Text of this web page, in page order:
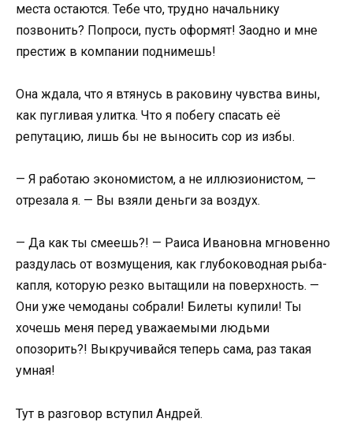
места остаются. Тебе что, трудно начальнику
позвонить? Попроси, пусть оформят! Заодно и мне
престиж в компании поднимешь!
Она ждала, что я втянусь в раковину чувства вины,
как пугливая улитка. Что я побегу спасать её
репутацию, лишь бы не выносить сор из избы.
— Я работаю экономистом, а не иллюзионистом, —
отрезала я. — Вы взяли деньги за воздух.
— Да как ты смеешь?! — Раиса Ивановна мгновенно
раздулась от возмущения, как глубоководная рыба-
капля, которую резко вытащили на поверхность. —
Они уже чемоданы собрали! Билеты купили! Ты
хочешь меня перед уважаемыми людьми
опозорить?! Выкручивайся теперь сама, раз такая
умная!
Тут в разговор вступил Андрей.